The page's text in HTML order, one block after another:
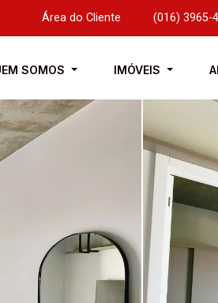
Área do Cliente (016) 3965-
SOMOS IMÓVEIS